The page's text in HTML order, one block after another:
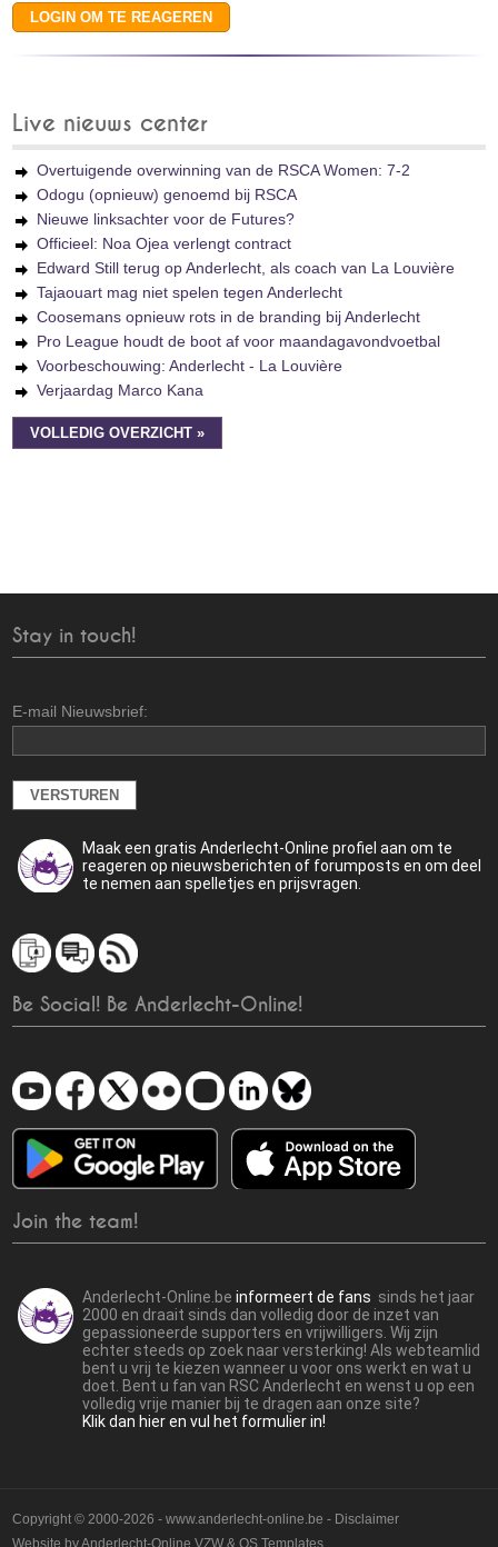
Live nieuws center
Overtuigende overwinning van de RSCA Women: 7-2
Odogu (opnieuw) genoemd bij RSCA
Nieuwe linksachter voor de Futures?
Officieel: Noa Ojea verlengt contract
Edward Still terug op Anderlecht, als coach van La Louvière
Tajaouart mag niet spelen tegen Anderlecht
Coosemans opnieuw rots in de branding bij Anderlecht
Pro League houdt de boot af voor maandagavondvoetbal
Voorbeschouwing: Anderlecht - La Louvière
Verjaardag Marco Kana
VOLLEDIG OVERZICHT »
Stay in touch!
E-mail Nieuwsbrief:
Maak een gratis Anderlecht-Online profiel aan om te
reageren op nieuwsberichten of forumposts en om deel
te nemen aan spelletjes en prijsvragen.
Be Social! Be Anderlecht-Online!
Join the team!
Anderlecht-Online.beinformeert de fans sinds het jaar
2000 en draait sinds dan volledig door de inzet van
gepassioneerde supporters en vrijwilligers. Wij zijn
echter steeds op zoek naar versterking! Als webteamlid
bent u vrij te kiezen wanneer u voor ons werkt en wat u
doet. Bent u fan van RSC Anderlecht en wenst u op een
volledig vrije manier bij te dragen aan onze site?
Klik dan hier en vul het formulier in!
Copyright © 2000-2026 - www.anderlecht-online.be - Disclaimer
Website byAnderlecht-Online VZW &OS Templates